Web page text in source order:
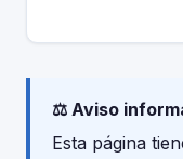
⚖️ Aviso
Esta página